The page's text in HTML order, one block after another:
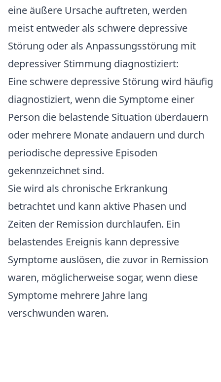
eine äußere Ursache auftreten, werden
meist entweder als schwere depressive
Störung oder als Anpassungsstörung mit
depressiver Stimmung diagnostiziert:
Eine schwere depressive Störung wird häufig
diagnostiziert, wenn die Symptome einer
Person die belastende Situation überdauern
oder mehrere Monate andauern und durch
periodische depressive Episoden
gekennzeichnet sind.
Sie wird als chronische Erkrankung
betrachtet und kann aktive Phasen und
Zeiten der Remission durchlaufen. Ein
belastendes Ereignis kann depressive
Symptome auslösen, die zuvor in Remission
waren, möglicherweise sogar, wenn diese
Symptome mehrere Jahre lang
verschwunden waren.